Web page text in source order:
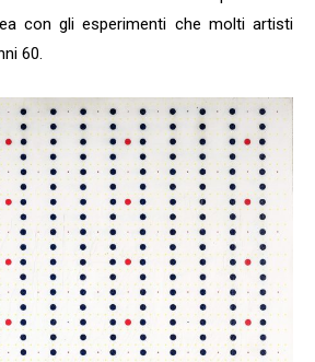
con gli esperimenti che molti artisti
60.